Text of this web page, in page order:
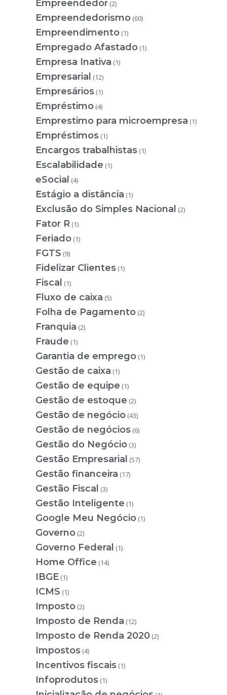
Empreendedor (2)
Empreendedorismo (60)
Empreendimento (1)
Empregado Afastado (1)
Empresa Inativa (1)
Empresarial (12)
Empresários (1)
Empréstimo (4)
Emprestimo para microempresa (1)
Empréstimos (1)
Encargos trabalhistas (1)
Escalabilidade (1)
eSocial (4)
Estágio a distância (1)
Exclusão do Simples Nacional (2)
Fator R (1)
Feriado (1)
FGTS (9)
Fidelizar Clientes (1)
Fiscal (1)
Fluxo de caixa (5)
Folha de Pagamento (2)
Franquia (2)
Fraude (1)
Garantia de emprego (1)
Gestão de caixa (1)
Gestão de equipe (1)
Gestão de estoque (2)
Gestão de negócio (43)
Gestão de negócios (6)
Gestão do Negócio (3)
Gestão Empresarial (57)
Gestão financeira (17)
Gestão Fiscal (3)
Gestão Inteligente (1)
Google Meu Negócio (1)
Governo (2)
Governo Federal (1)
Home Office (14)
IBGE (1)
ICMS (1)
Imposto (2)
Imposto de Renda (12)
Imposto de Renda 2020 (2)
Impostos (4)
Incentivos fiscais (1)
Infoprodutos (1)